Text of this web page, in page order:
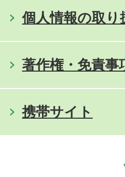
個人情報の取り
著作権・免責事
携帯サイト